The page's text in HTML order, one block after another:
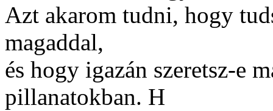
Azt akarom tudni, hogy
magaddal,
és hogy igazán szeretsz-e
pillanatokban. H